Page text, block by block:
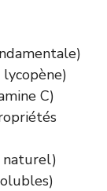
C)
naturel)